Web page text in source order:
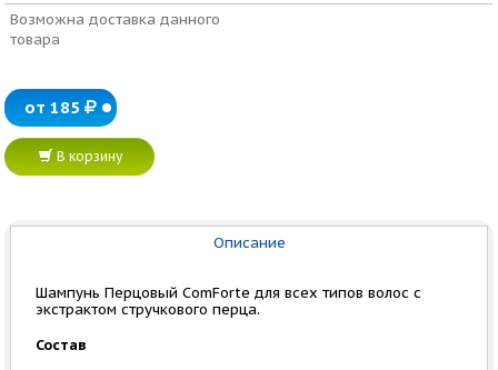
Возможна доставка данного
товара
от 185
В корзину
Описание
Шампунь Перцовый ComForte для всех типов волос с
экстрактом стручкового перца.
Состав